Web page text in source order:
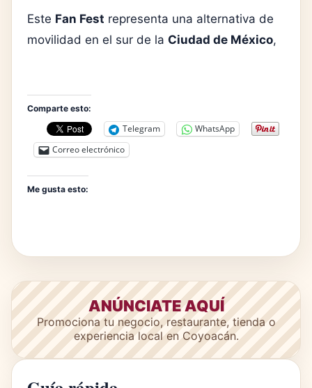
Este Fan Fest representa una alternativa de
movilidad en el sur de la Ciudad de México,
Comparte esto:
Telegram
WhatsApp
Correo electrónico
Me gusta esto:
ANÚNCIATE AQUÍ
Promociona tu negocio, restaurante, tienda o
experiencia local en Coyoacán.